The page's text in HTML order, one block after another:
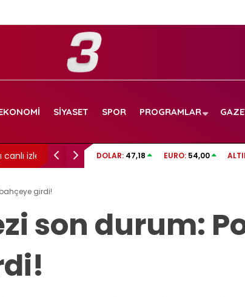
SIYASET SPOR PROGRAMLAR
İzmit Belediyesi soruşturmasında gelişme: Rüşvet
DOLAR: 47,18 EURO: 54,00
bahçeye girdi!
son durum: